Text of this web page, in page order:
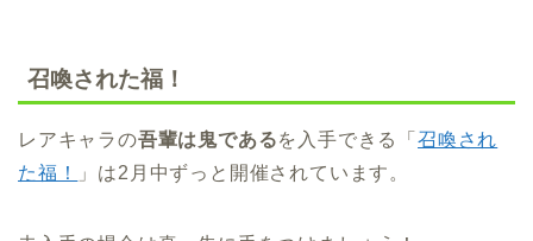
召喚された福！
レアキャラの吾輩は鬼であるを入手できる「召喚され
た福！
」は2月中ずっと開催されています。